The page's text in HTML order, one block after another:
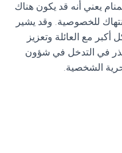
يعني أنه قد يكون هناك
للخصوصية. وقد يشير
مع العائلة وتعزيز
في التدخل في شؤون
الشخصية.